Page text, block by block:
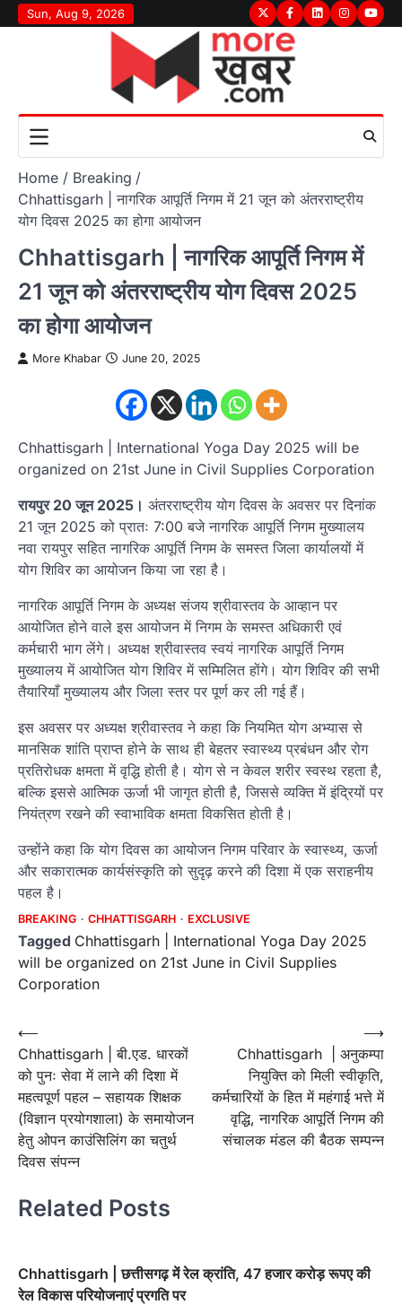
Skip
to
Sun, Aug 9, 2026 TwitterFacebook
LinkedInInstagram
Home
Breaking
Chhattisgarh | नागरिक आपूर्ति निगम में 21 जून को अंतरराष्ट्रीय
योग दिवस 2025 का होगा आयोजन
Chhattisgarh | नागरिक आपूर्ति निगम में
21 जून को अंतरराष्ट्रीय योग दिवस 2025
का होगा आयोजन
More Khabar June 20, 2025
Chhattisgarh | International Yoga Day 2025 will be
organized on 21st June in Civil Supplies Corporation
रायपुर 20 जून 2025। अंतरराष्ट्रीय योग दिवस के अवसर पर दिनांक
21 जून 2025 को प्रातः 7:00 बजे नागरिक आपूर्ति निगम मुख्यालय
नवा रायपुर सहित नागरिक आपूर्ति निगम के समस्त जिला कार्यालयों में
योग शिविर का आयोजन किया जा रहा है।
नागरिक आपूर्ति निगम के अध्यक्ष संजय श्रीवास्तव के आव्हान पर
आयोजित होने वाले इस आयोजन में निगम के समस्त अधिकारी एवं
कर्मचारी भाग लेंगे। अध्यक्ष श्रीवास्तव स्वयं नागरिक आपूर्ति निगम
मुख्यालय में आयोजित योग शिविर में सम्मिलित होंगे। योग शिविर की सभी
तैयारियाँ मुख्यालय और जिला स्तर पर पूर्ण कर ली गई हैं।
इस अवसर पर अध्यक्ष श्रीवास्तव ने कहा कि नियमित योग अभ्यास से
मानसिक शांति प्राप्त होने के साथ ही बेहतर स्वास्थ्य प्रबंधन और रोग
प्रतिरोधक क्षमता में वृद्धि होती है। योग से न केवल शरीर स्वस्थ रहता है,
बल्कि इससे आत्मिक ऊर्जा भी जागृत होती है, जिससे व्यक्ति में इंद्रियों पर
नियंत्रण रखने की स्वाभाविक क्षमता विकसित होती है।
उन्होंने कहा कि योग दिवस का आयोजन निगम परिवार के स्वास्थ्य, ऊर्जा
और सकारात्मक कार्यसंस्कृति को सुदृढ़ करने की दिशा में एक सराहनीय
पहल है।
BREAKING CHHATTISGARH EXCLUSIVE
Tagged Chhattisgarh | International Yoga Day 2025
will be organized on 21st June in Civil Supplies
Corporation
Post
navigation
⟵
Chhattisgarh | बी.एड. धारकों
को पुनः सेवा में लाने की दिशा में
महत्वपूर्ण पहल – सहायक शिक्षक
(विज्ञान प्रयोगशाला) के समायोजन
हेतु ओपन काउंसिलिंग का चतुर्थ
दिवस संपन्न
Chhattisgarh | अनुकम्पा
नियुक्ति को मिली स्वीकृति,
कर्मचारियों के हित में महंगाई भत्ते में
वृद्धि, नागरिक आपूर्ति निगम की
संचालक मंडल की बैठक सम्पन्न
⟶
Related Posts
Chhattisgarh | छत्तीसगढ़ में रेल क्रांति, 47 हजार करोड़ रूपए की
रेल विकास परियोजनाएं प्रगति पर